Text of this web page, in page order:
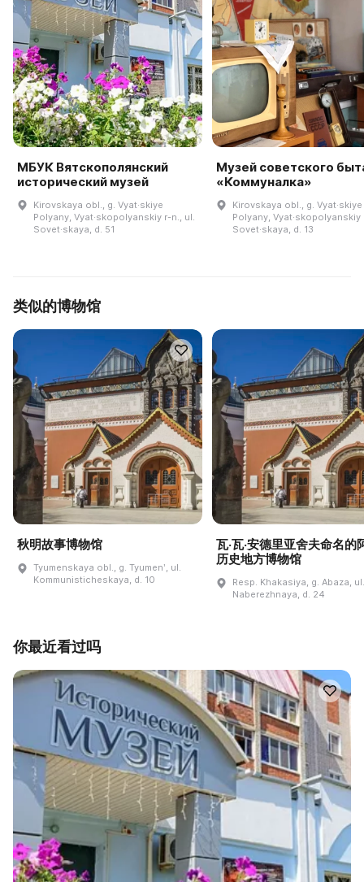
МБУК Вятскополянский
исторический музей
Kirovskaya obl., g. Vyat·skiye
Polyany, Vyat·skopolyanskiy r-n., ul.
Sovet·skaya, d. 51
Музей советского
«Коммуналка»
Kirovskaya obl., g. Vyat·skiye
Polyany, Vyat·skopolyanskiy
Sovet·skaya, d. 13
类似的博物馆
秋明故事博物馆
Tyumenskaya obl., g. Tyumenʹ, ul.
Kommunisticheskaya, d. 10
瓦·瓦·安德里亚舍夫命名的
历史地方博物馆
Resp. Khakasiya, g. Abaza, ul.
Naberezhnaya, d. 24
你最近看过吗